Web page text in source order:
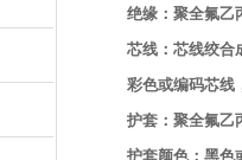
绝缘：聚全氟乙
芯线：芯线绞合
彩色或编码芯线
护套：聚全氟乙
护套颜色：黑色